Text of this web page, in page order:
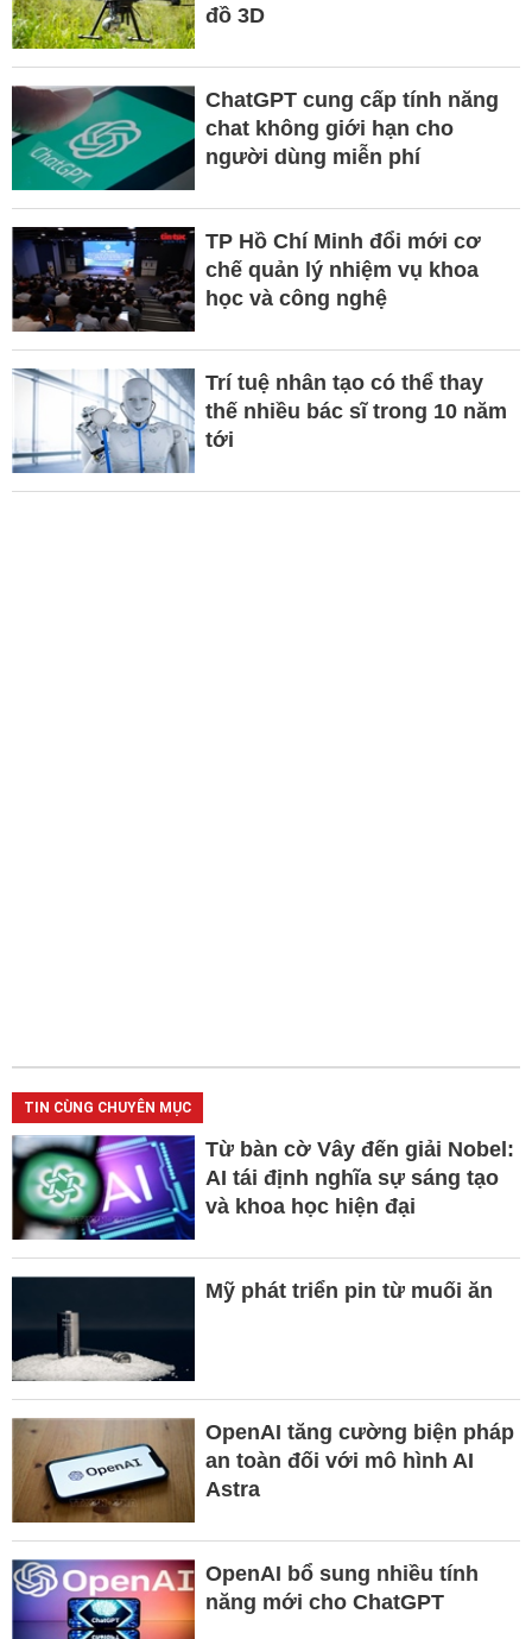
đồ 3D
ChatGPT cung cấp tính năng
chat không giới hạn cho
người dùng miễn phí
TP Hồ Chí Minh đổi mới cơ
chế quản lý nhiệm vụ khoa
học và công nghệ
Trí tuệ nhân tạo có thể thay
thế nhiều bác sĩ trong 10 năm
tới
TIN CÙNG CHUYÊN MỤC
Từ bàn cờ Vây đến giải Nobel:
AI tái định nghĩa sự sáng tạo
và khoa học hiện đại
Mỹ phát triển pin từ muối ăn
OpenAI tăng cường biện pháp
an toàn đối với mô hình AI
Astra
OpenAI bổ sung nhiều tính
năng mới cho ChatGPT